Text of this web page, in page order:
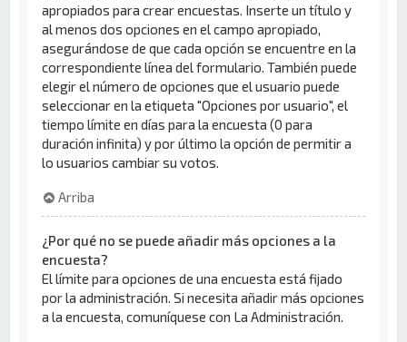
apropiados para crear encuestas. Inserte un título y
al menos dos opciones en el campo apropiado,
asegurándose de que cada opción se encuentre en la
correspondiente línea del formulario. También puede
elegir el número de opciones que el usuario puede
seleccionar en la etiqueta "Opciones por usuario", el
tiempo límite en días para la encuesta (0 para
duración infinita) y por último la opción de permitir a
lo usuarios cambiar su votos.
Arriba
¿Por qué no se puede añadir más opciones a la
encuesta?
El límite para opciones de una encuesta está fijado
por la administración. Si necesita añadir más opciones
a la encuesta, comuníquese con La Administración.